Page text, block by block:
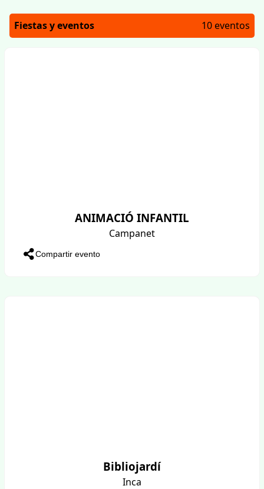
Fiestas y eventos 10 eventos
ANIMACIÓ INFANTIL
Campanet
Compartir evento
Bibliojardí
Inca